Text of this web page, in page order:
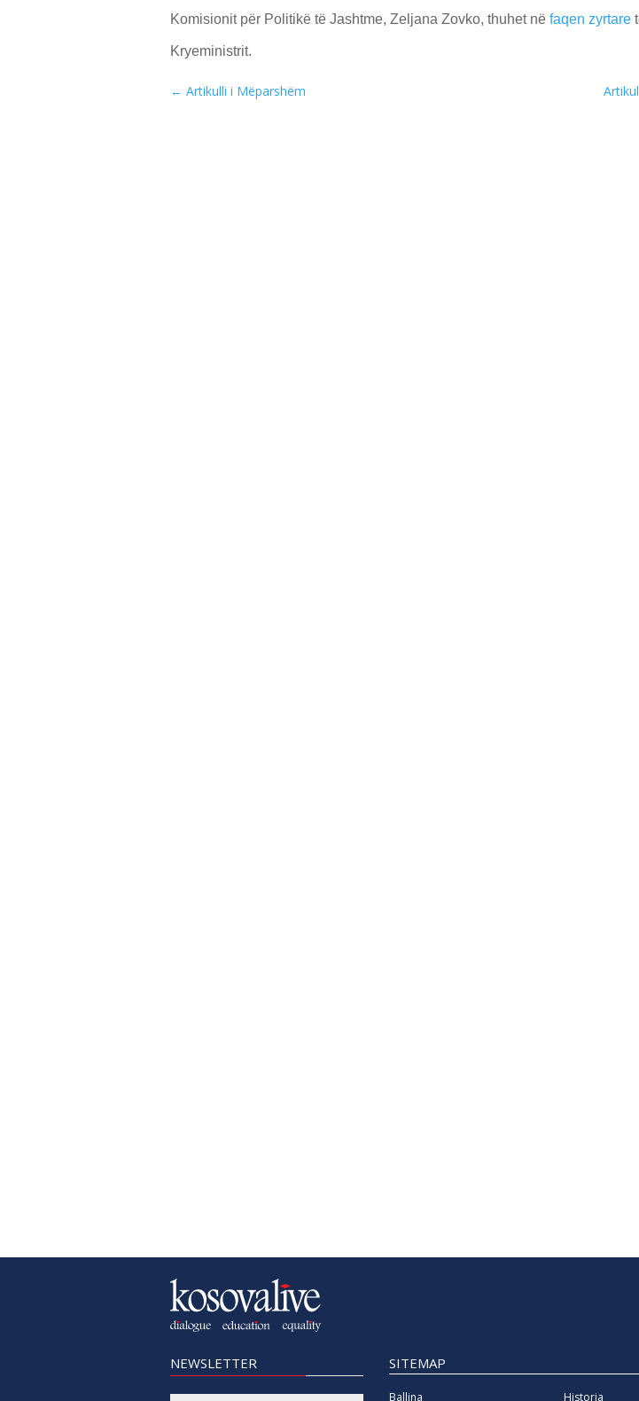
Komisionit për Politikë të Jashtme, Zeljana Zovko, thuhet në faqen zyrtare
Kryeministrit.
← Artikulli i Mëparshëm
NEWSLETTER SITEMAP
Ballina Historia